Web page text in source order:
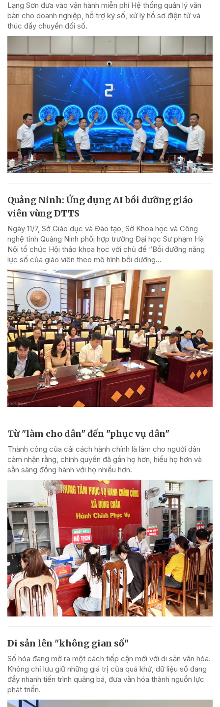
Lạng Sơn đưa vào vận hành miễn phí Hệ thống quản lý văn
bản cho doanh nghiệp, hỗ trợ ký số, xử lý hồ sơ điện tử và
thúc đẩy chuyển đổi số.
Quảng Ninh: Ứng dụng AI bồi dưỡng giáo
viên vùng DTTS
Ngày 11/7, Sở Giáo dục và Đào tạo, Sở Khoa học và Công
nghệ tỉnh Quảng Ninh phối hợp trường Đại học Sư phạm Hà
Nội tổ chức Hội thảo khoa học với chủ đề “Bồi dưỡng năng
lực số của giáo viên theo mô hình bồi dưỡng...
Từ "làm cho dân" đến "phục vụ dân"
Thành công của cải cách hành chính là làm cho người dân
cảm nhận rằng, chính quyền đã gần họ hơn, hiểu họ hơn và
sẵn sàng đồng hành với họ nhiều hơn.
Di sản lên "không gian số"
Số hóa đang mở ra một cách tiếp cận mới với di sản văn hóa.
Không chỉ lưu giữ những giá trị của quá khứ, dữ liệu số đang
đẩy nhanh tiến trình quảng bá, đưa văn hóa thành nguồn lực
phát triển.